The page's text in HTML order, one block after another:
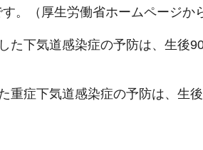
。（厚生労働省ホームページか
た下気道感染症の予防は、生後
重症下気道感染症の予防は、生